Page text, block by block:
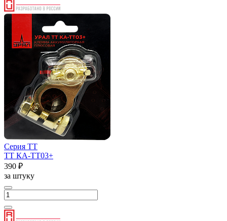
Серия ТТ
ТТ КА-ТТ03+
390 ₽
за штуку